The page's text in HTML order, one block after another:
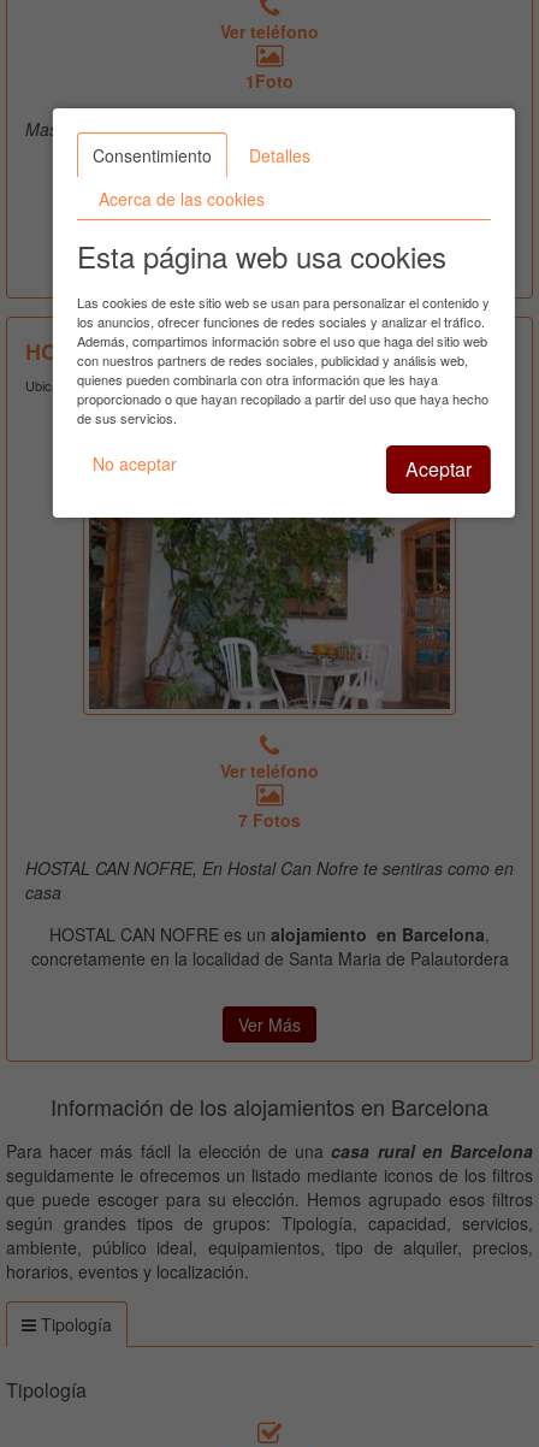
Ver teléfono
1Foto
Masía Campalans, Hotel con encanto - 20 plazas
Masía Campalans es unalojamiento en Barcelona
concretamente en la localidad de Borredà
Ver Más
HOSTAL CAN NOFRE
Ubicado en Santa Maria de Palautordera
Ver teléfono
7 Fotos
HOSTAL CAN NOFRE, En Hostal Can Nofre te sentiras como en
casa
HOSTAL CAN NOFRE es un alojamiento en Barcelona,
concretamente en la localidad de Santa Maria de Palautordera
Ver Más
Información de los alojamientos en Barcelona
Para hacer más fácil la elección de unacasa rural en Barcelona
seguidamente le ofrecemos un listado mediante iconos de los filtros
que puede escoger para su elección. Hemos agrupado esos filtros
según grandes tipos de grupos: Tipología, capacidad, servicios,
ambiente, público ideal, equipamientos, tipo de alquiler, precios,
horarios, eventos y localización.
Tipología
Tipología
Consentimiento
Detalles
Acerca de las cookies
Esta página web usa cookies
Las cookies de este sitio web se usan para personalizar el contenido y
los anuncios, ofrecer funciones de redes sociales y analizar el tráfico.
Además, compartimos información sobre el uso que haga del sitio web
con nuestros partners de redes sociales, publicidad y análisis web,
quienes pueden combinarla con otra información que les haya
proporcionado o que hayan recopilado a partir del uso que haya hecho
de sus servicios.
No aceptar Aceptar